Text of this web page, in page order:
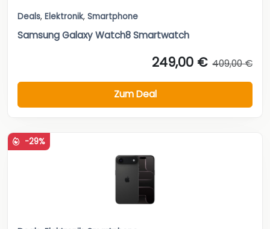
Deals, Elektronik, Smartphone
Samsung Galaxy Watch8 Smartwatch
249,00 € 409,00 €
Zum Deal
-29%